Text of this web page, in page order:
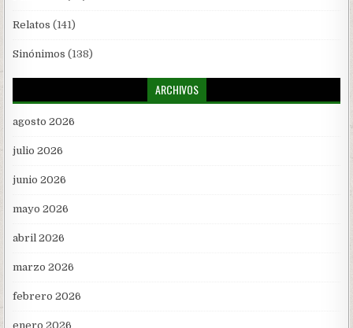
Relatos (141)
Sinónimos (138)
ARCHIVOS
agosto 2026
julio 2026
junio 2026
mayo 2026
abril 2026
marzo 2026
febrero 2026
enero 2026